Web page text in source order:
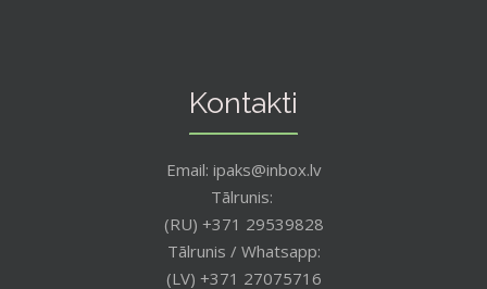
Kontakti
Email: ipaks@inbox.lv
Tālrunis:
(RU) +371 29539828
Tālrunis / Whatsapp:
(LV) +371 27075716